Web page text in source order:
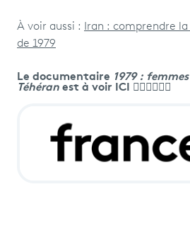
À voir aussi :
Iran : comprendre
de 1979
Le documentaire 1979 :
Téhéranest à voir ICI 👇🏼👇🏼👇🏼